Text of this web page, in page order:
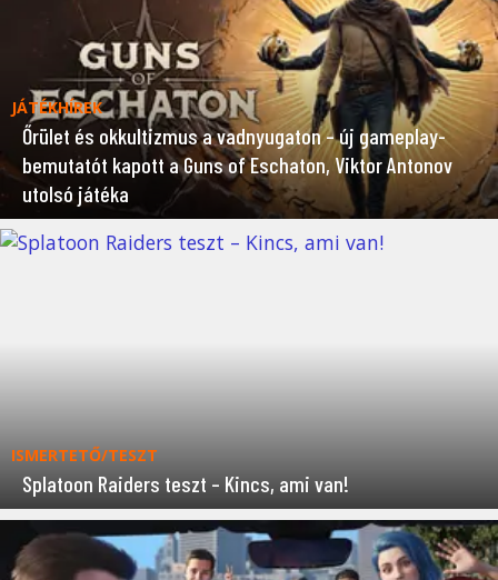
JÁTÉKHÍREK
Őrület és okkultizmus a vadnyugaton – új gameplay-
bemutatót kapott a Guns of Eschaton, Viktor Antonov
utolsó játéka
ISMERTETŐ/TESZT
Splatoon Raiders teszt – Kincs, ami van!